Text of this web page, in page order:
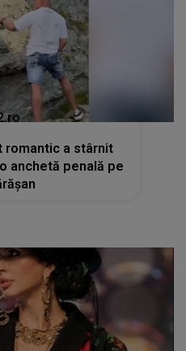
romantic a stârnit
anchetă penală pe